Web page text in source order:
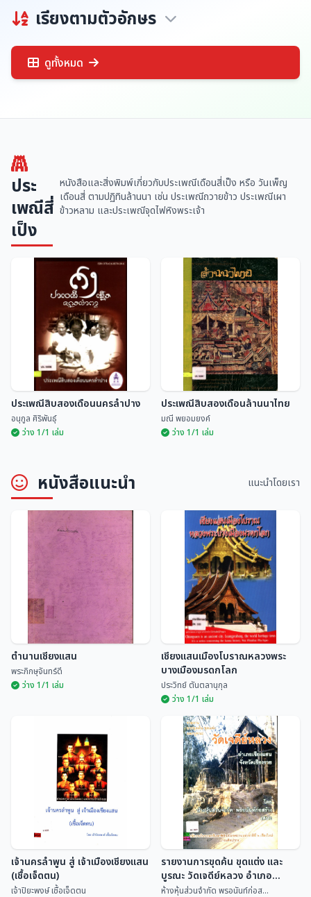
เรียงตามตัวอักษร
ดูทั้งหมด
ประ
เพณีสี่
เป็ง
หนังสือและสิ่งพิมพ์เกี่ยวกับประเพณีเดือนสี่เป็ง หรือ วันเพ็ญ
เดือนสี่ ตามปฏิทินล้านนา เช่น ประเพณีถวายข้าว ประเพณีเผา
ข้าวหลาม และประเพณีจุดไฟหิงพระเจ้า
ประเพณีสิบสองเดือนนครลำปาง
ประเพณีสิบสองเดือนนครลำปาง
อนุกูล ศิริพันธุ์
ว่าง 1/1 เล่ม
ประเพณีสิบสองเดือนล้านนาไทย
มณี พยอมยงค์
ว่าง 1/1 เล่ม
หนังสือแนะนำ แนะนำโดยเรา
ตำนานเชียงแสน
พระภิกษุจันทร์ดี
ตำนานเชียงแสน
พระภิกษุจันทร์ดี
ว่าง 1/1 เล่ม
เชียงแสนเมืองโบราณหลวงพระ
บางเมืองมรดกโลก
ประวิทย์ ตันตลานุกุล
เชียงแสนเมืองโบราณหลวงพระ
บางเมืองมรดกโลก
ประวิทย์ ตันตลานุกุล
ว่าง 1/1 เล่ม
เจ้านครลำพูน สู่ เจ้าเมืองเชียงแสน
(เชื้อเจ็ดตน)
เจ้าปิยะพงษ์ เชื้อเจ็ดตน
รายงานการขุดค้น ขุดแต่ง และ
บูรณะ วัดเจดีย์หลวง อำเภอ
เชียงแสน จังหวัดเชียงราย
ห้างหุ้นส่วนจำกัด พรอนันท์ก่อส...